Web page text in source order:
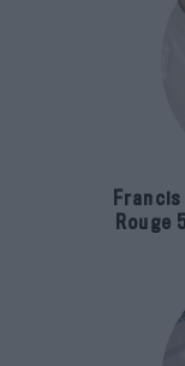
Rouge